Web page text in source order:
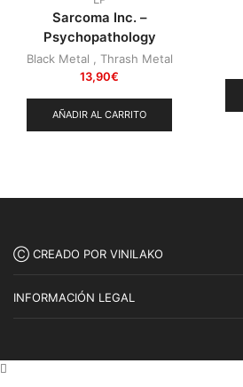
Sarcoma Inc. –
Psychopathology
Black Metal , Thrash Metal
13,90€
AÑADIR AL CARRITO
Ⓒ CREADO POR VINILAKO
INFORMACIÓN LEGAL